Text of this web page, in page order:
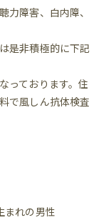
力障害、白内障、
是非積極的に下記
っております。住
で風しん抗体検査
まれの男性